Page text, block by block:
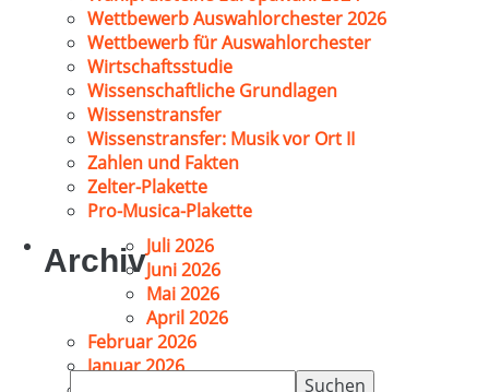
Wettbewerb Auswahlorchester 2026
Wettbewerb für Auswahlorchester
Wirtschaftsstudie
Wissenschaftliche Grundlagen
Wissenstransfer
Wissenstransfer: Musik vor Ort II
Zahlen und Fakten
Zelter-Plakette
Pro-Musica-Plakette
ArchivJuli 2026
Juni 2026
Mai 2026
April 2026
Februar 2026
Januar 2026